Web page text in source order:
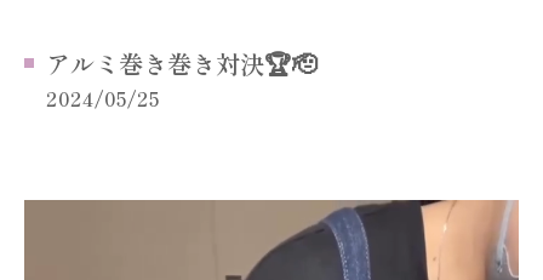
アルミ巻き巻き対決🏆🫡
2024/05/25